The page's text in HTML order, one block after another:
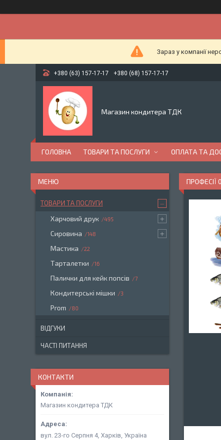
Зараз у компанії
+380 (63) 157-17-17 +380 (68) 157-17-17
Магазин кондитера ТДК
ГОЛОВНА ТОВАРИ ТА ПОСЛУГИ ОПЛАТА ТА
ПРОФЕСІЇ
ТОВАРИ ТА ПОСЛУГИ
Харчовий друк 495
Сировина 148
Мастика 22
Тарталетки 16
Палички для кейк попсів 7
Кондитерські мішки 3
Prom 80
ВІДГУКИ
ЧАСТІ ПИТАННЯ
КОНТАКТИ
Магазин кондитера ТДК
вул. 23-го Серпня 4, Харків, Україна